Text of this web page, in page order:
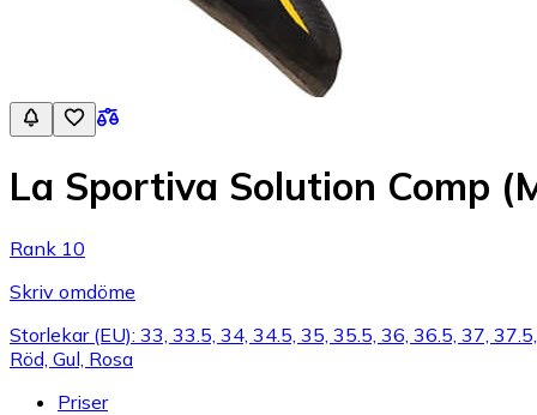
La Sportiva Solution Comp
Rank 10
Skriv omdöme
Storlekar (EU): 33, 33.5, 34, 34.5, 35, 35.5, 36, 36.5, 37,
Röd, Gul, Rosa
Priser